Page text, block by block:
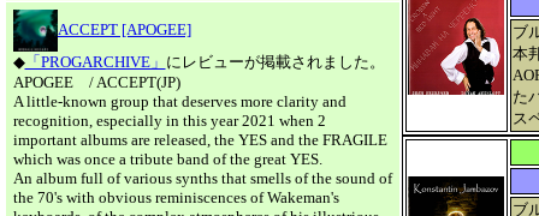
ACCEPT [APOGEE]
◆「PROGARCHIVE」 にレビューが掲載されました。
APOGEE / ACCEPT(JP)
A little-known group that deserves more clarity and
recognition, especially in this year 2021 when 2
important albums are released, the YES and the FRAGILE
which was once a tribute band of the great YES.
An album full of various synths that smells of the sound of
the 70's with obvious reminiscences of Wakeman's
ブ
本
た
ス
ブ